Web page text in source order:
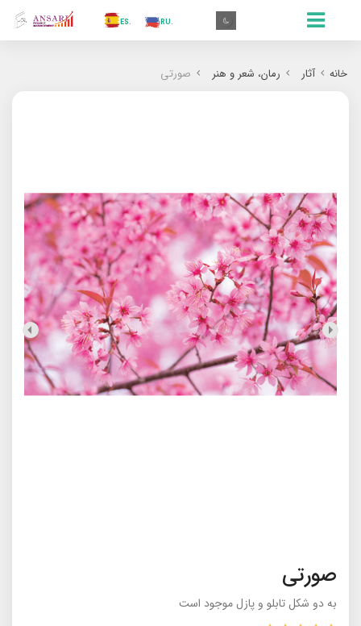
.RU
.ES
.IN
خانه آثار رمان‌‌، شعر و هنر صورتی
صورتی
به دو شکل تابلو و پازل موجود است